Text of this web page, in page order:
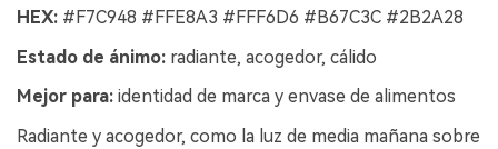
HEX: #F7C948 #FFE8A3 #FFF6D6 #B67C3C #2B2A28
Estado de ánimo: radiante, acogedor, cálido
Mejor para: identidad de marca y envase de alimentos
Radiante y acogedor, como la luz de media mañana sobre